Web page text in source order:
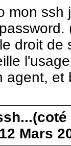
mon ssh
droit de
agent,
12 Mars